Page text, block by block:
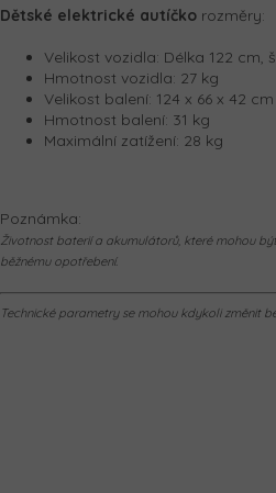
Dětské elektrické autíčko rozměry:
Velikost vozidla: Délka 122 cm,
Hmotnost vozidla: 27 kg
Velikost balení: 124 x 66 x 42 cm
Hmotnost balení: 31 kg
Maximální zatížení: 28 kg
Poznámka:
Životnost baterií a akumulátorů, které mohou
běžnému opotřebení.
Technické parametry se mohou kdykoli změnit